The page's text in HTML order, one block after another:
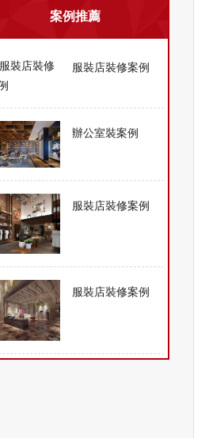
案例推薦
服裝店裝修案例
辦公室裝案例
服裝店裝修案例
服裝店裝修案例